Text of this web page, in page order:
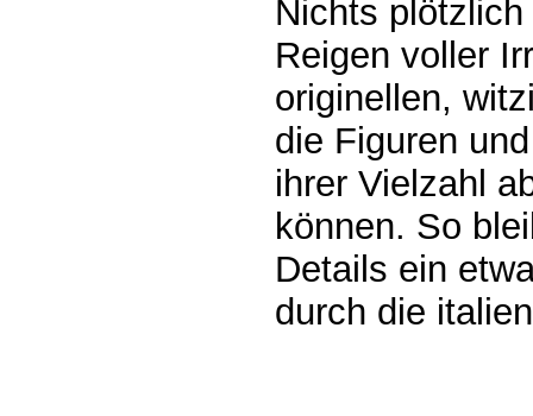
Nichts
Reigen voller
originellen,
die Figuren
ihrer Vielzahl
können. So
Details ein
durch die